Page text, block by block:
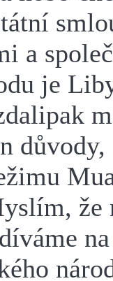
a
je
důvody,
že